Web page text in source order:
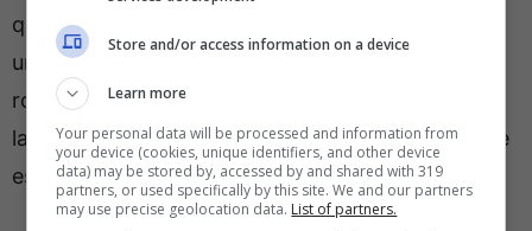
quelli di Inzaghi risulta essere molto interessante,
un match che a conti fatti sa di Serie A, con i
rosanero che sperano effettivamente di centrare
la promozione a fine stagione: se il trend dovesse
essere questo, ci sono ottime possibilità.
Store and/or access information on a device
Learn more
Your personal data will be processed and information from
your device (cookies, unique identifiers, and other device
data) may be stored by, accessed by and shared with 319
partners, or used specifically by this site. We and our partners
may use precise geolocation data. List of partners.